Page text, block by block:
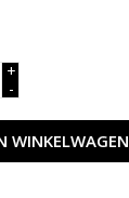
+
-
WINKELWAGEN